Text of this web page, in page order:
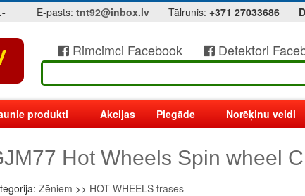
E-pasts: tnt92@inbox.lv Tālrunis: +371 27033686
Rimcimci Facebook Detektori
produkti Akcijas Piegāde Norēķinu veidi
Hot Wheels Spin wheel
Zēniem >> HOT WHEELS trases